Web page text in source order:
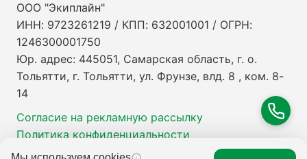
ООО "Экиплайн"
ИНН: 9723261219 / КПП: 632001001 / ОГРН:
1246300001750
Юр. адрес: 445051, Самарская область, г. о.
Тольятти, г. Тольятти, ул. Фрунзе, влд. 8 , ком. 8-
14
Согласие на рекламную рассылку
Политика конфиденциальности